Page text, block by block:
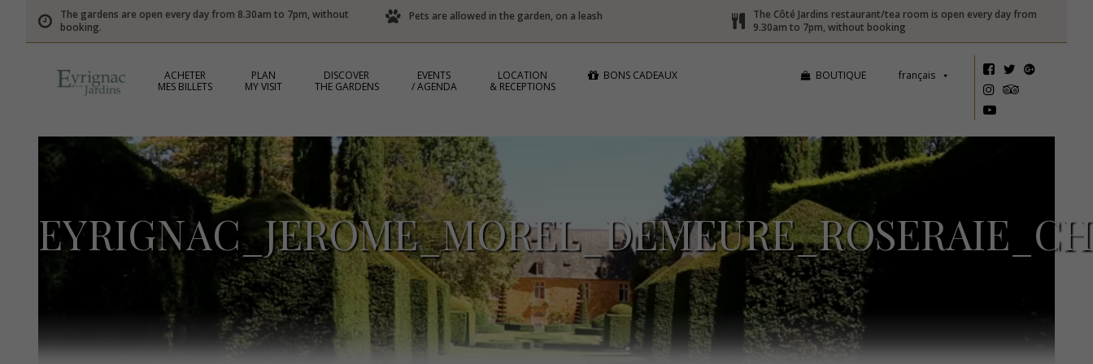
The gardens are open every day from 8.30am to 7pm, without
booking.
Pets are allowed in the garden, on a leash
The Côté Jardins restaurant/tea room is open every day from
9.30am to 7pm, without booking
ACHETER
MES BILLETS
PLAN
MY VISIT
DISCOVER
THE GARDENS
EVENTS
/ AGENDA
LOCATION
& RECEPTIONS
français
BOUTIQUE
BONS CADEAUX